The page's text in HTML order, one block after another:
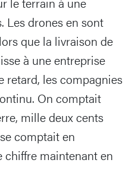
Les drones en sont
que la livraison de
à une entreprise
retard, les compagnies
On comptait
mille deux cents
comptait en
chiffre maintenant en